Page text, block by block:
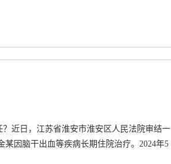
近日，江苏省淮安市淮安区人民法院审结一
因脑干出血等疾病长期住院治疗。2024年5